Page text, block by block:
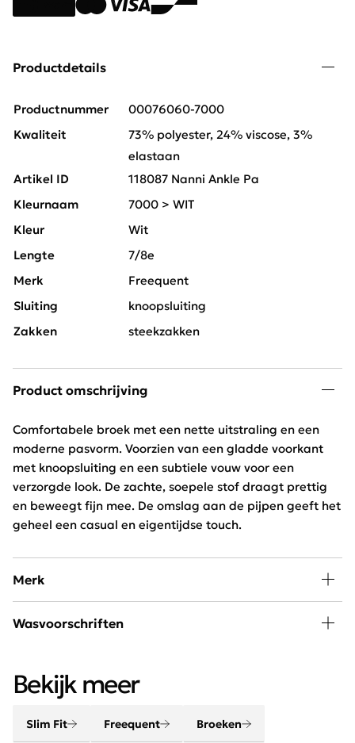
Productdetails
Productnummer
00076060-7000
Kwaliteit
73% polyester, 24% viscose, 3%
elastaan
Artikel ID
118087 Nanni Ankle Pa
Kleurnaam
7000 > WIT
Kleur
Wit
Lengte
7/8e
Merk
Freequent
Sluiting
knoopsluiting
Zakken
steekzakken
Product omschrijving
Comfortabele broek met een nette uitstraling en een
moderne pasvorm. Voorzien van een gladde voorkant
met knoopsluiting en een subtiele vouw voor een
verzorgde look. De zachte, soepele stof draagt prettig
en beweegt fijn mee. De omslag aan de pijpen geeft het
geheel een casual en eigentijdse touch.
Merk
Mode, passie en creativiteit staan centraal bij
chique, elegant, stoer en helemaal van deze tijd.
Wasvoorschriften
niet bleken
Bekijk meer
Slim Fit Freequent Broeken